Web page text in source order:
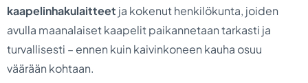
kaapelinhakulaitteet ja kokenut henkilökunta, joiden
avulla maanalaiset kaapelit paikannetaan tarkasti ja
turvallisesti – ennen kuin kaivinkoneen kauha osuu
väärään kohtaan.